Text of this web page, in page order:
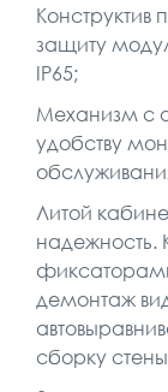
Конструктив
защиту
IP65;
Механизм с
удобству
Литой
демонтаж
сборку